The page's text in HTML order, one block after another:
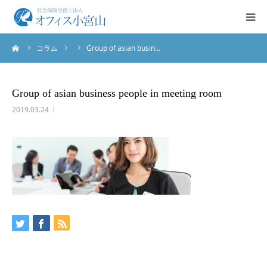
コラム Group of asian busin…
Group of asian business people in meeting room
2019.03.24
ご挨拶
法人概要
お問合せ
English